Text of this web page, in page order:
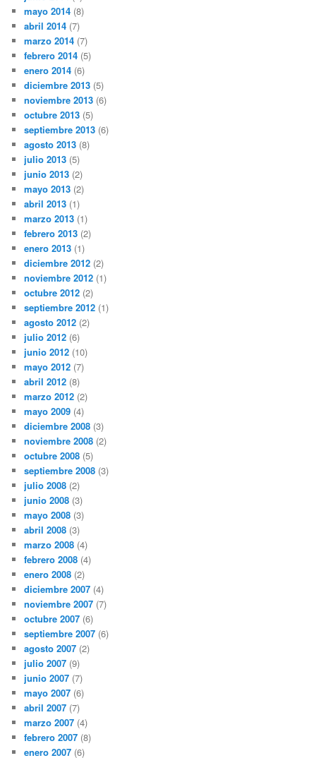
mayo 2014 (8)
abril 2014 (7)
marzo 2014 (7)
febrero 2014 (5)
enero 2014 (6)
diciembre 2013 (5)
noviembre 2013 (6)
octubre 2013 (5)
septiembre 2013 (6)
agosto 2013 (8)
julio 2013 (5)
junio 2013 (2)
mayo 2013 (2)
abril 2013 (1)
marzo 2013 (1)
febrero 2013 (2)
enero 2013 (1)
diciembre 2012 (2)
noviembre 2012 (1)
octubre 2012 (2)
septiembre 2012 (1)
agosto 2012 (2)
julio 2012 (6)
junio 2012 (10)
mayo 2012 (7)
abril 2012 (8)
marzo 2012 (2)
mayo 2009 (4)
diciembre 2008 (3)
noviembre 2008 (2)
octubre 2008 (5)
septiembre 2008 (3)
julio 2008 (2)
junio 2008 (3)
mayo 2008 (3)
abril 2008 (3)
marzo 2008 (4)
febrero 2008 (4)
enero 2008 (2)
diciembre 2007 (4)
noviembre 2007 (7)
octubre 2007 (6)
septiembre 2007 (6)
agosto 2007 (2)
julio 2007 (9)
junio 2007 (7)
mayo 2007 (6)
abril 2007 (7)
marzo 2007 (4)
febrero 2007 (8)
enero 2007 (6)